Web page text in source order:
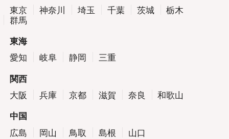
東京
神奈川 埼玉 千葉 茨城
栃木
群馬
東海
愛知
岐阜 静岡
三重
関西
大阪
兵庫 京都 滋賀 奈良
和歌山
中国
広島
岡山 鳥取 島根
山口